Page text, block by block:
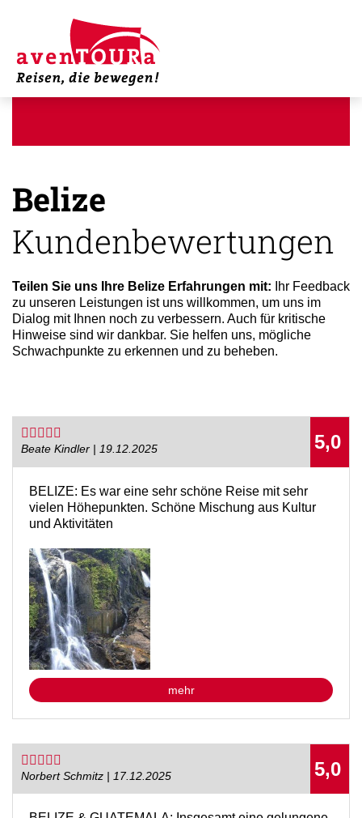
Belize
Kundenbewertungen
Teilen Sie uns Ihre Belize Erfahrungen mit: Ihr Feedback
zu unseren Leistungen ist uns willkommen, um uns im
Dialog mit Ihnen noch zu verbessern. Auch für kritische
Hinweise sind wir dankbar. Sie helfen uns, mögliche
Schwachpunkte zu erkennen und zu beheben.
5,0
Beate Kindler | 19.12.2025
BELIZE: Es war eine sehr schöne Reise mit sehr
vielen Höhepunkten. Schöne Mischung aus Kultur
und Aktivitäten
mehr
5,0
Norbert Schmitz | 17.12.2025